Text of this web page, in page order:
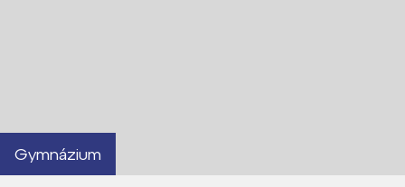
Gymnázium